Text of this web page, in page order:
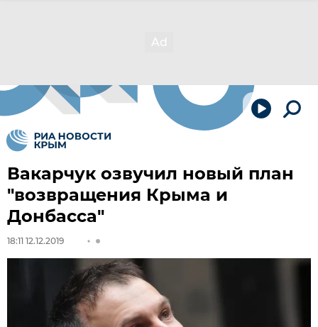
Вакарчук озвучил новый план
"возвращения Крыма и
Донбасса"
18:11 12.12.2019